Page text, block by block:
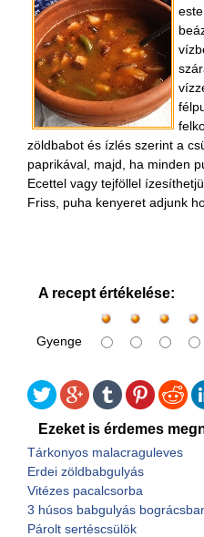
zöldbabot és ízlés szerint a
paprikával, majd, ha minden
Ecettel vagy tejföllel
Friss, puha kenyeret adjunk
A recept értékelése:
Gyenge
Ezeket is érdemes
Tárkonyos malacraguleves
Erdei zöldbabgulyás
Vitézes pacalcsorba
3 húsos babgulyás
Párolt sertéscsülök